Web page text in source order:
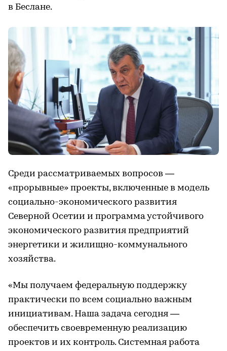
в Беслане.
Среди рассматриваемых вопросов —
«прорывные» проекты, включенные в модель
социально-экономического развития
Северной Осетии и программа устойчивого
экономического развития предприятий
энергетики и жилищно-коммунального
хозяйства.
«Мы получаем федеральную поддержку
практически по всем социально важным
инициативам. Наша задача сегодня —
обеспечить своевременную реализацию
проектов и их контроль. Системная работа